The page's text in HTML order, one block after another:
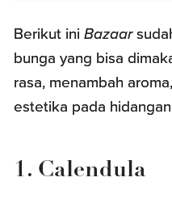
Berikut iniBazaar
bunga yang bisa
rasa, menambah
estetika pada
1. Calendula